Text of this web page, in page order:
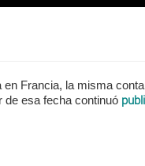
Francia, la misma
de esa fecha continuó